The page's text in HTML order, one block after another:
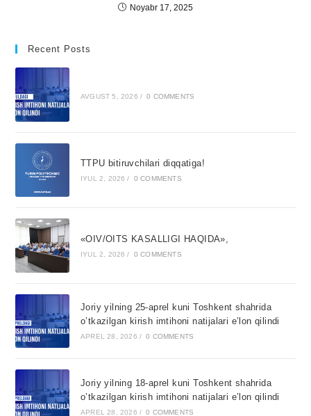
Noyabr 17, 2025
Recent Posts
AVGUST 5, 2026 / 0 COMMENTS
TTPU bitiruvchilari diqqatiga!
IYUL 2, 2026 / 0 COMMENTS
«OIV/OITS KASALLIGI HAQIDA»,
IYUL 2, 2026 / 0 COMMENTS
Joriy yilning 25-aprel kuni Toshkent shahrida
o’tkazilgan kirish imtihoni natijalari e’lon qilindi
APREL 28, 2026 / 0 COMMENTS
Joriy yilning 18-aprel kuni Toshkent shahrida
o’tkazilgan kirish imtihoni natijalari e’lon qilindi
APREL 28, 2026 / 0 COMMENTS